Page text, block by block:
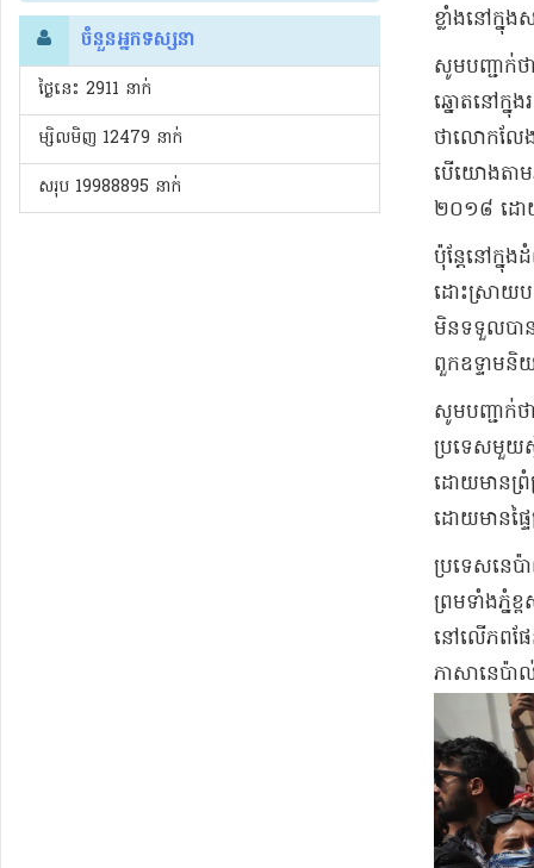
ចំនួនអ្នកទស្សនា
ថ្ងៃនេះ​ 2911 នាក់
ម្សិលមិញ 12479 នាក់
សរុប 19988895 នាក់
ខ្លាំង​នៅ​ក្នុ
សូមបញ្ជាក់
ឆ្នោត​នៅ​ក្
ថា​លោក​លែង​
បើ​យោង​តាម​
២០១៨​ ដោ
ប៉ុន្តែ​​​នៅ​ក្
ដោះ​ស្រាយ​ប
មិន​ទទួល​បាន​
ពួក​ឧទ្ទាម​
សូមបញ្ជាក់ថ
ប្រទេសមួយ
ដោយមានព្
ដោយមានផ្
ប្រទេសនេប៉
ព្រមទាំងភ្នំ
នៅលើភពផ
ភាសានេប៉ា